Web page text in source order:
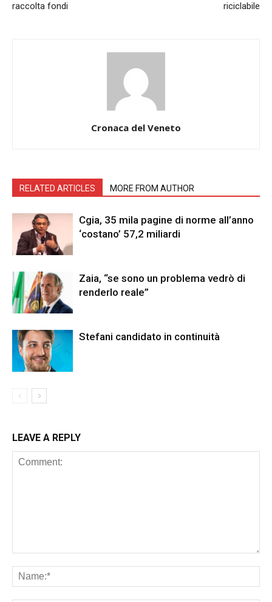
raccolta fondi
riciclabile
Cronaca del Veneto
RELATED ARTICLES MORE FROM AUTHOR
Cgia, 35 mila pagine di norme all’anno
‘costano’ 57,2 miliardi
Zaia, “se sono un problema vedrò di
renderlo reale”
Stefani candidato in continuità
LEAVE A REPLY